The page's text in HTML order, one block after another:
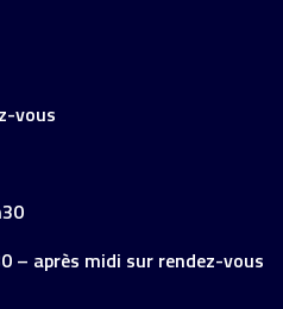
vous
– après midi sur rendez-vous